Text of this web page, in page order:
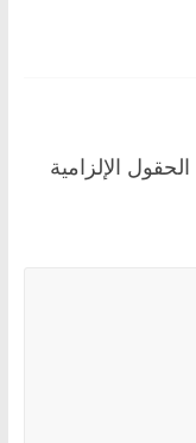
الحقول الإلزامية